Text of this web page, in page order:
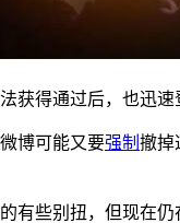
获得通过后，也迅速
博可能又要强制 撤掉
有些别扭，但现在